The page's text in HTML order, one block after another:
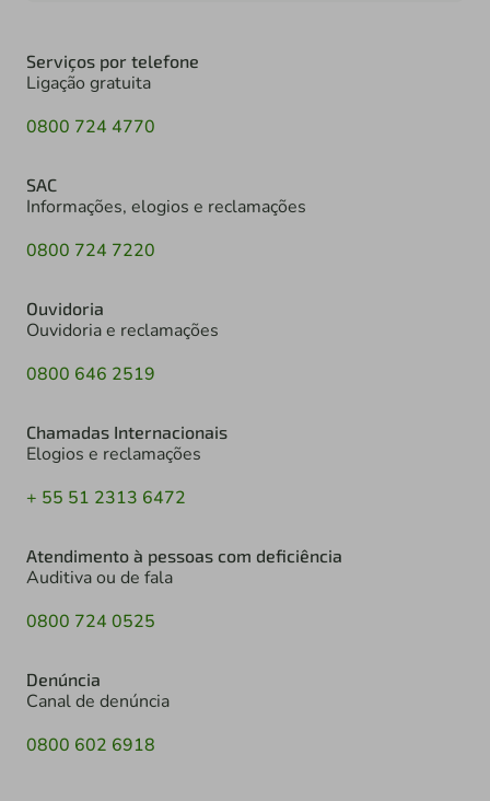
Serviços por telefone
Ligação gratuita
0800 724 4770
SAC
Informações, elogios e reclamações
0800 724 7220
Ouvidoria
Ouvidoria e reclamações
0800 646 2519
Chamadas Internacionais
Elogios e reclamações
+ 55 51 2313 6472
Atendimento à pessoas com deficiência
Auditiva ou de fala
0800 724 0525
Denúncia
Canal de denúncia
0800 602 6918